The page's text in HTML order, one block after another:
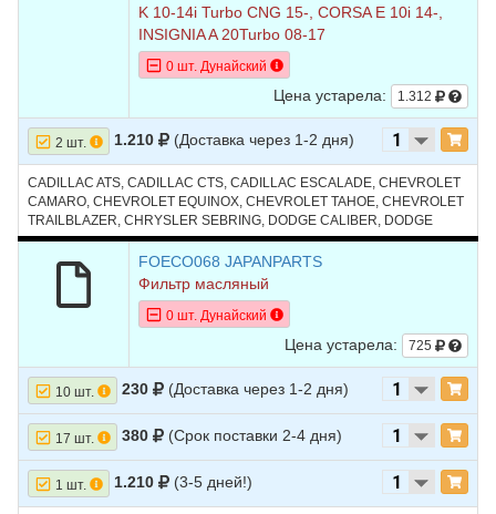
K 10-14i Turbo CNG 15-, CORSA E 10i 14-,
INSIGNIA A 20Turbo 08-17
0 шт. Дунайский
Цена устарела: 1.312
2 шт. 1.210 (Доставка через 1-2 дня)
CADILLAC ATS, CADILLAC CTS, CADILLAC ESCALADE, CHEVROLET
CAMARO, CHEVROLET EQUINOX, CHEVROLET TAHOE, CHEVROLET
TRAILBLAZER, CHRYSLER SEBRING, DODGE CALIBER, DODGE
NITRO, FORD ESCAPE, FORD MUSTANG, GMC TERRAIN, HUMMER
H2, HUMMER H3, JEEP COMPASS, LINCOLN CORSAIR, MAZDA3,
RAM 1500, SATURN VUE
FOECO068 JAPANPARTS
Фильтр масляный
0 шт. Дунайский
Цена устарела: 725
10 шт. 230 (Доставка через 1-2 дня)
17 шт. 380 (Срок поставки 2-4 дня)
1 шт. 1.210 (3-5 дней!)